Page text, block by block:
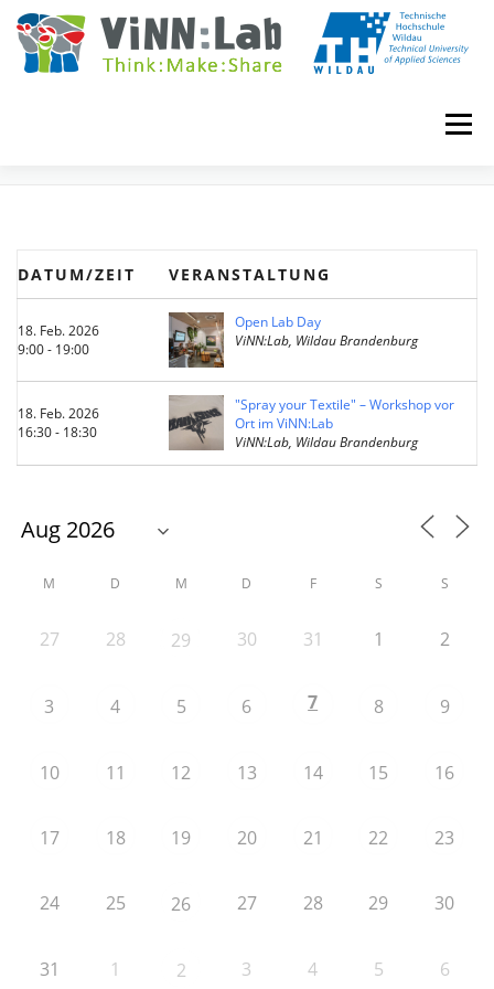
Zum
Inhalt
springen
Menü
IMPRINT
DATUM/ZEIT VERANSTALTUNG
18. Feb. 2026
9:00 - 19:00
Open Lab Day
ViNN:Lab, Wildau Brandenburg
18. Feb. 2026
16:30 - 18:30
"Spray your Textile" – Workshop vor
Ort im ViNN:Lab
ViNN:Lab, Wildau Brandenburg
M D M D F S S
27 28 29 30 31 1 2
3 4 5 6 7 8 9
10 11 12 13 14 15 16
17 18 19 20 21 22 23
24 25 26 27 28 29 30
31 1 2 3 4 5 6